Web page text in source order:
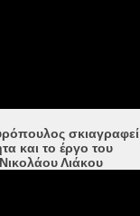
σκιαγραφεί
και το έργο του
Λιάκου